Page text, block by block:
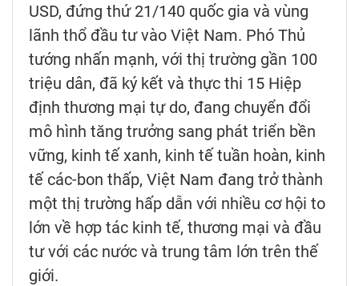
USD, đứng thứ 21/140 quốc gia và vùng
lãnh thổ đầu tư vào Việt Nam. Phó Thủ
tướng nhấn mạnh, với thị trường gần 100
triệu dân, đã ký kết và thực thi 15 Hiệp
định thương mại tự do, đang chuyển đổi
mô hình tăng trưởng sang phát triển bền
vững, kinh tế xanh, kinh tế tuần hoàn, kinh
tế các-bon thấp, Việt Nam đang trở thành
một thị trường hấp dẫn với nhiều cơ hội to
lớn về hợp tác kinh tế, thương mại và đầu
tư với các nước và trung tâm lớn trên thế
giới.